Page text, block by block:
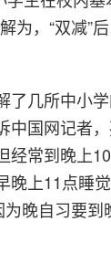
为，“双减”
了几所中小
中国网记者
常到晚上
上11点睡觉
晚自习要到